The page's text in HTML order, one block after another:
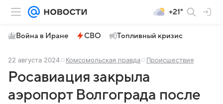
+21°
Война в Иране СВО Топливный кризис
22 августа 2024 Комсомольская правда Происшествия
Росавиация закрыла
аэропорт Волгограда после